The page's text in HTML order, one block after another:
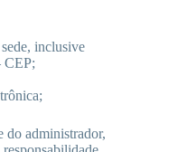
inclusive
CEP;
do administrador,